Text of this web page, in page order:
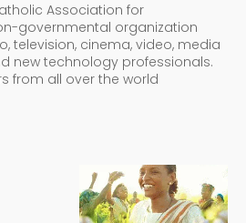
Association for
governmental organization
television, cinema, video, media
new technology professionals.
from all over the world